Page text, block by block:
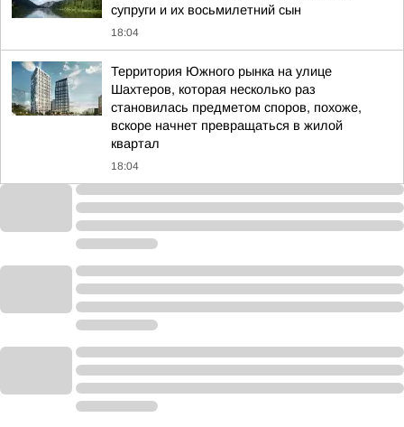
супруги и их восьмилетний сын
18:04
Территория Южного рынка на улице
Шахтеров, которая несколько раз
становилась предметом споров, похоже,
вскоре начнет превращаться в жилой
квартал
18:04